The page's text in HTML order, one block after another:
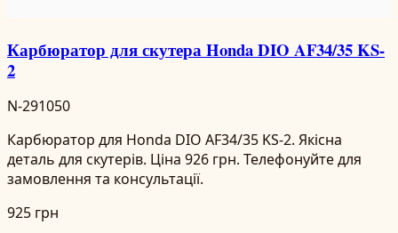
Карбюратор для скутера Honda DIO AF34/35 KS-
2
N-291050
Карбюратор для Honda DIO AF34/35 KS-2. Якісна
деталь для скутерів. Ціна 926 грн. Телефонуйте для
замовлення та консультації.
925 грн